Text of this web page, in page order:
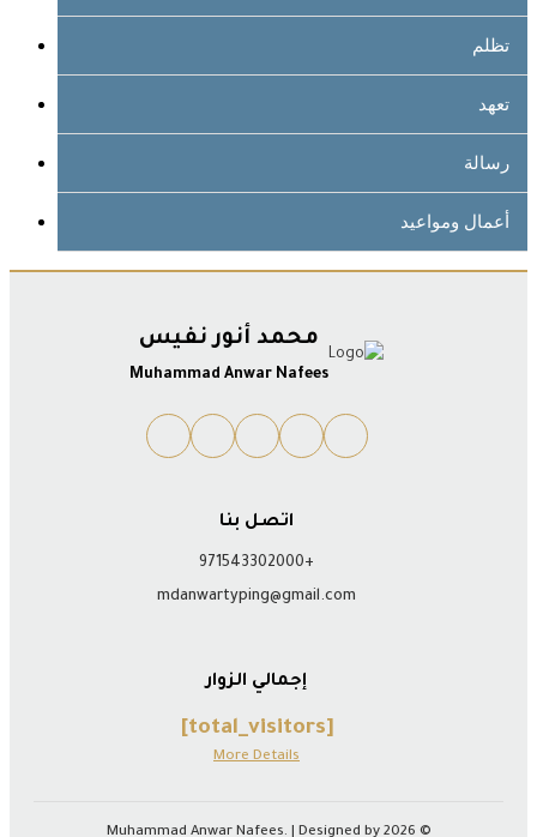
تظلم
تعهد
رسالة
أعمال ومواعيد
محمد أنور نفيس
Muhammad Anwar Nafees
اتصل بنا
+971543302000
mdanwartyping@gmail.com
إجمالي الزوار
[total_visitors]
More Details
© 2026 Muhammad Anwar Nafees. | Designed by